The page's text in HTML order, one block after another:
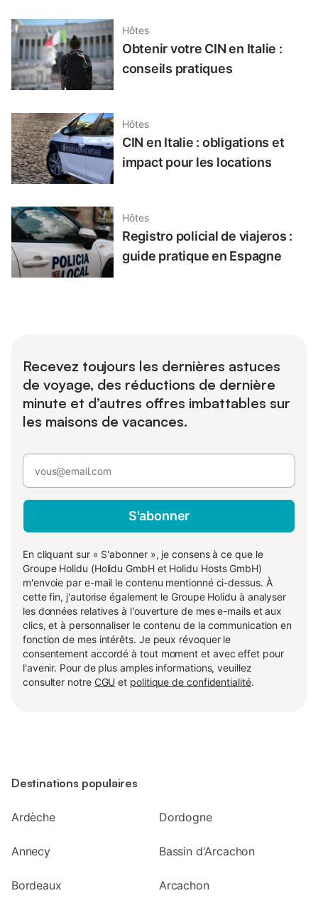
Hôtes
Obtenir votre CIN en Italie :
conseils pratiques
Hôtes
CIN en Italie : obligations et
impact pour les locations
Hôtes
Registro policial de viajeros :
guide pratique en Espagne
Recevez toujours les dernières astuces
de voyage, des réductions de dernière
minute et d’autres offres imbattables sur
les maisons de vacances.
S'abonner
En cliquant sur « S'abonner », je consens à ce que le
Groupe Holidu (Holidu GmbH et Holidu Hosts GmbH)
m'envoie par e-mail le contenu mentionné ci-dessus. À
cette fin, j'autorise également le Groupe Holidu à analyser
les données relatives à l'ouverture de mes e-mails et aux
clics, et à personnaliser le contenu de la communication en
fonction de mes intérêts. Je peux révoquer le
consentement accordé à tout moment et avec effet pour
l'avenir. Pour de plus amples informations, veuillez
consulter notre CGU et politique de confidentialité.
Destinations populaires
Ardèche Dordogne
Annecy Bassin d'Arcachon
Bordeaux Arcachon